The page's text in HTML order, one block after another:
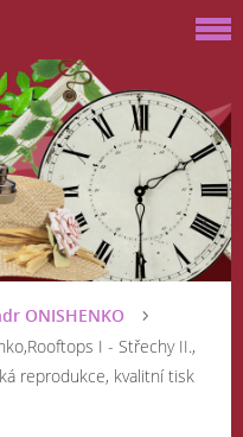
ONISHENKO
I - Střechy II.,
reprodukce, kvalitní tisk